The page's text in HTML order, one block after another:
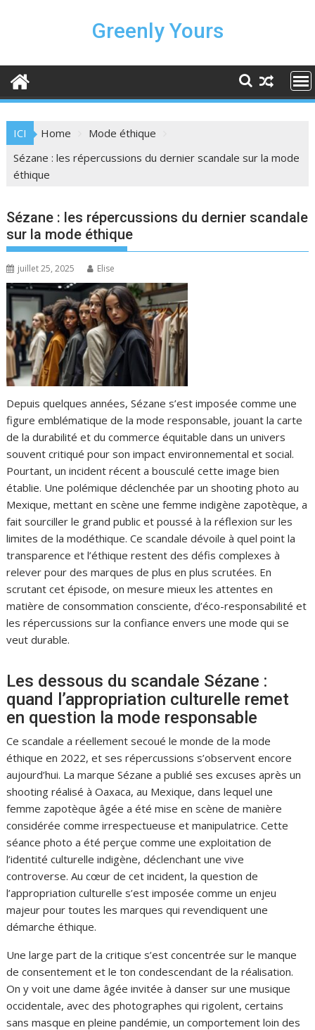
Greenly Yours
ICI Home
Mode éthique
Sézane : les répercussions du dernier scandale sur la mode
éthique
Sézane : les répercussions du dernier scandale
sur la mode éthique
juillet 25, 2025 Elise
Depuis quelques années, Sézane s’est imposée comme une
figure emblématique de la mode responsable, jouant la carte
de la durabilité et du commerce équitable dans un univers
souvent critiqué pour son impact environnemental et social.
Pourtant, un incident récent a bousculé cette image bien
établie. Une polémique déclenchée par un shooting photo au
Mexique, mettant en scène une femme indigène zapotèque, a
fait sourciller le grand public et poussé à la réflexion sur les
limites de la modéthique. Ce scandale dévoile à quel point la
transparence et l’éthique restent des défis complexes à
relever pour des marques de plus en plus scrutées. En
scrutant cet épisode, on mesure mieux les attentes en
matière de consommation consciente, d’éco-responsabilité et
les répercussions sur la confiance envers une mode qui se
veut durable.
Les dessous du scandale Sézane :
quand l’appropriation culturelle remet
en question la mode responsable
Ce scandale a réellement secoué le monde de la mode
éthique en 2022, et ses répercussions s’observent encore
aujourd’hui. La marque Sézane a publié ses excuses après un
shooting réalisé à Oaxaca, au Mexique, dans lequel une
femme zapotèque âgée a été mise en scène de manière
considérée comme irrespectueuse et manipulatrice. Cette
séance photo a été perçue comme une exploitation de
l’identité culturelle indigène, déclenchant une vive
controverse. Au cœur de cet incident, la question de
l’appropriation culturelle s’est imposée comme un enjeu
majeur pour toutes les marques qui revendiquent une
démarche éthique.
Une large part de la critique s’est concentrée sur le manque
de consentement et le ton condescendant de la réalisation.
On y voit une dame âgée invitée à danser sur une musique
occidentale, avec des photographes qui rigolent, certains
sans masque en pleine pandémie, un comportement loin des